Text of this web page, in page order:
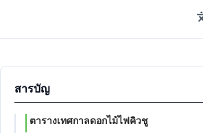
สารบัญ
ตารางเทศกาลดอกไม้ไฟคิวชู